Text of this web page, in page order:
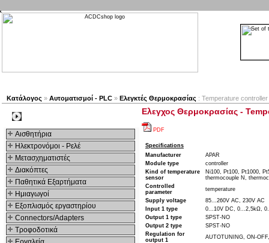
Κατάλογος » Αυτοματισμοί - PLC » Ελεγκτές Θερμοκρασίας : Temperature
Αισθητήρια
Ηλεκτρονόμοι - Ρελέ
Μετασχηματιστές
Διακόπτες
Παθητικά Εξαρτήματα
Hμιαγωγοί
Εξοπλισμός εργαστηρίου
Connectors/Adapters
Τροφοδοτικά
Ελεγχος Θερμοκρασίας -
PDF
Specifications
Manufacturer
APAR
Module type
controller
Kind of temperature
sensor
Ni100, Pt100, Pt1000,
thermocouple N,
Controlled
parameter
temperature
Supply voltage
85...260V AC, 230V AC
Input 1 type
0...10V DC, 0...2,5kΩ,
Output 1 type
SPST-NO
Output 2 type
SPST-NO
Regulation for
output 1
AUTOTUNING, ON-